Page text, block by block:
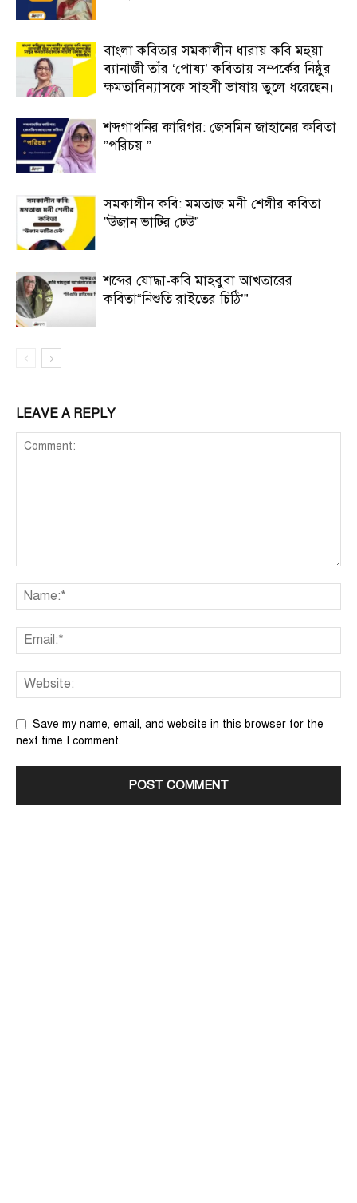
বাংলা কবিতার সমকালীন ধারায় কবি মহুয়া
ব্যানার্জী তাঁর ‘পোষ্য’ কবিতায় সম্পর্কের নিষ্ঠুর
ক্ষমতাবিন্যাসকে সাহসী ভাষায় তুলে ধরেছেন।
শব্দগাথনির কারিগর: জেসমিন জাহানের কবিতা
”পরিচয় ”
সমকালীন কবি: মমতাজ মনী শেলীর কবিতা
”উজান ভাটির ঢেউ”
শব্দের যোদ্ধা-কবি মাহবুবা আখতারের
কবিতা“নিশুতি রাইতের চিঠি’”
LEAVE A REPLY
Save my name, email, and website in this browser for the
next time I comment.